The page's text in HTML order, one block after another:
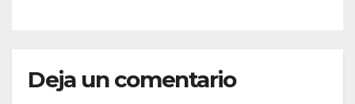
Deja un comentario